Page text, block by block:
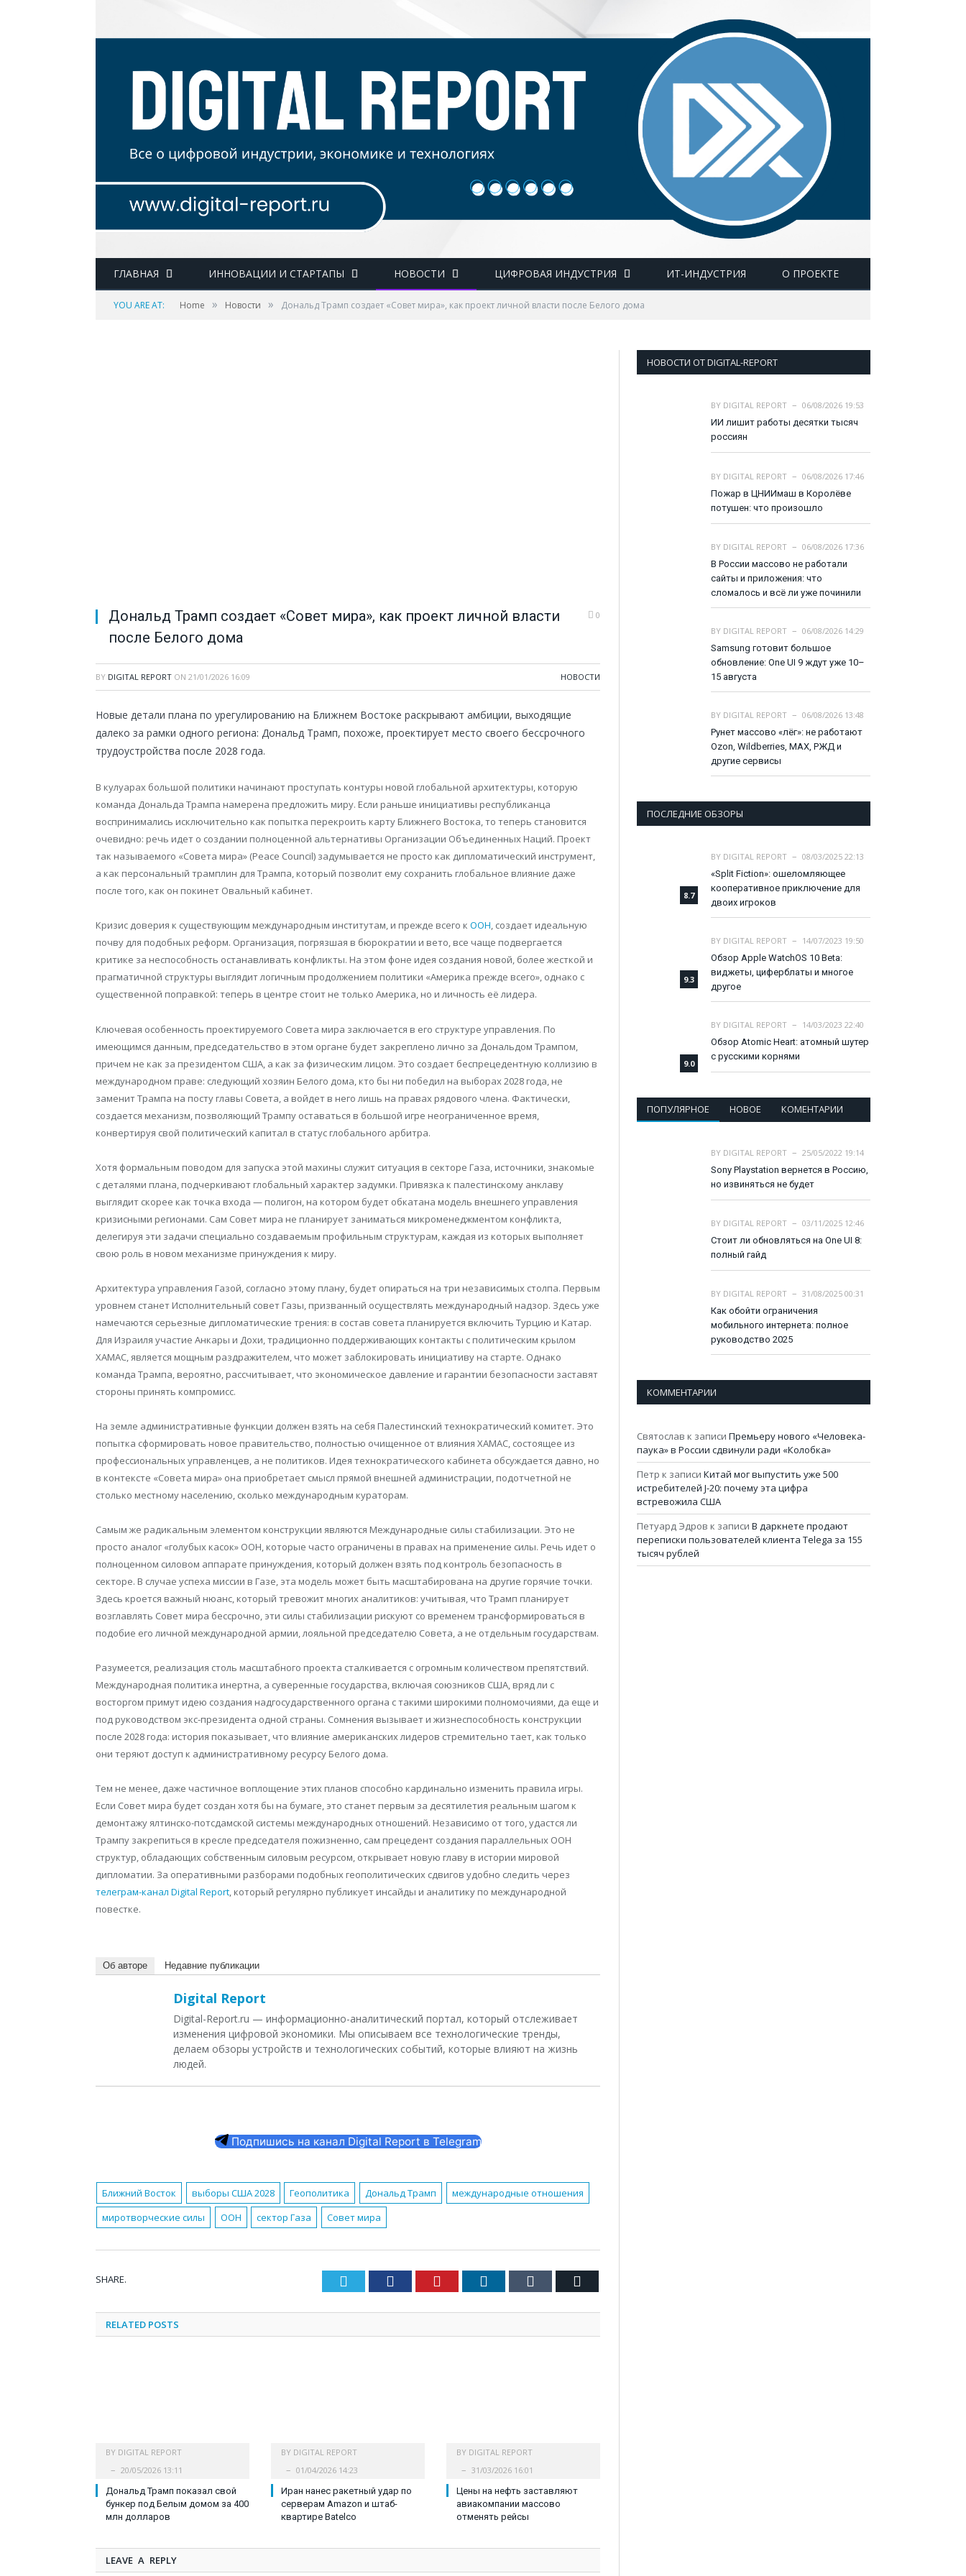
ГЛАВНАЯ ИННОВАЦИИ И СТАРТАПЫ НОВОСТИ ЦИФРОВАЯ ИНДУСТРИЯ ИТ-ИНДУСТРИЯ О ПРОЕКТЕ
YOU ARE AT: Home » Новости » Дональд Трамп создает «Совет мира», как проект личной власти после Белого дома
Дональд Трамп создает «Совет мира», как проект личной власти
после Белого дома
0
BY DIGITAL REPORT ON 21/01/2026 16:09 НОВОСТИ
Новые детали плана по урегулированию на Ближнем Востоке раскрывают амбиции, выходящие
далеко за рамки одного региона: Дональд Трамп, похоже, проектирует место своего бессрочного
трудоустройства после 2028 года.
В кулуарах большой политики начинают проступать контуры новой глобальной архитектуры, которую
команда Дональда Трампа намерена предложить миру. Если раньше инициативы республиканца
воспринимались исключительно как попытка перекроить карту Ближнего Востока, то теперь становится
очевидно: речь идет о создании полноценной альтернативы Организации Объединенных Наций. Проект
так называемого «Совета мира» (Peace Council) задумывается не просто как дипломатический инструмент,
а как персональный трамплин для Трампа, который позволит ему сохранить глобальное влияние даже
после того, как он покинет Овальный кабинет.
Кризис доверия к существующим международным институтам, и прежде всего к ООН, создает идеальную
почву для подобных реформ. Организация, погрязшая в бюрократии и вето, все чаще подвергается
критике за неспособность останавливать конфликты. На этом фоне идея создания новой, более жесткой и
прагматичной структуры выглядит логичным продолжением политики «Америка прежде всего», однако с
существенной поправкой: теперь в центре стоит не только Америка, но и личность её лидера.
Ключевая особенность проектируемого Совета мира заключается в его структуре управления. По
имеющимся данным, председательство в этом органе будет закреплено лично за Дональдом Трампом,
причем не как за президентом США, а как за физическим лицом. Это создает беспрецедентную коллизию в
международном праве: следующий хозяин Белого дома, кто бы ни победил на выборах 2028 года, не
заменит Трампа на посту главы Совета, а войдет в него лишь на правах рядового члена. Фактически,
создается механизм, позволяющий Трампу оставаться в большой игре неограниченное время,
конвертируя свой политический капитал в статус глобального арбитра.
Хотя формальным поводом для запуска этой махины служит ситуация в секторе Газа, источники, знакомые
с деталями плана, подчеркивают глобальный характер задумки. Привязка к палестинскому анклаву
выглядит скорее как точка входа — полигон, на котором будет обкатана модель внешнего управления
кризисными регионами. Сам Совет мира не планирует заниматься микроменеджментом конфликта,
делегируя эти задачи специально создаваемым профильным структурам, каждая из которых выполняет
свою роль в новом механизме принуждения к миру.
Архитектура управления Газой, согласно этому плану, будет опираться на три независимых столпа. Первым
уровнем станет Исполнительный совет Газы, призванный осуществлять международный надзор. Здесь уже
намечаются серьезные дипломатические трения: в состав совета планируется включить Турцию и Катар.
Для Израиля участие Анкары и Дохи, традиционно поддерживающих контакты с политическим крылом
ХАМАС, является мощным раздражителем, что может заблокировать инициативу на старте. Однако
команда Трампа, вероятно, рассчитывает, что экономическое давление и гарантии безопасности заставят
стороны принять компромисс.
На земле административные функции должен взять на себя Палестинский технократический комитет. Это
попытка сформировать новое правительство, полностью очищенное от влияния ХАМАС, состоящее из
профессиональных управленцев, а не политиков. Идея технократического кабинета обсуждается давно, но
в контексте «Совета мира» она приобретает смысл прямой внешней администрации, подотчетной не
столько местному населению, сколько международным кураторам.
Самым же радикальным элементом конструкции являются Международные силы стабилизации. Это не
просто аналог «голубых касок» ООН, которые часто ограничены в правах на применение силы. Речь идет о
полноценном силовом аппарате принуждения, который должен взять под контроль безопасность в
секторе. В случае успеха миссии в Газе, эта модель может быть масштабирована на другие горячие точки.
Здесь кроется важный нюанс, который тревожит многих аналитиков: учитывая, что Трамп планирует
возглавлять Совет мира бессрочно, эти силы стабилизации рискуют со временем трансформироваться в
подобие его личной международной армии, лояльной председателю Совета, а не отдельным государствам.
Разумеется, реализация столь масштабного проекта сталкивается с огромным количеством препятствий.
Международная политика инертна, а суверенные государства, включая союзников США, вряд ли с
восторгом примут идею создания надгосударственного органа с такими широкими полномочиями, да еще и
под руководством экс-президента одной страны. Сомнения вызывает и жизнеспособность конструкции
после 2028 года: история показывает, что влияние американских лидеров стремительно тает, как только
они теряют доступ к административному ресурсу Белого дома.
Тем не менее, даже частичное воплощение этих планов способно кардинально изменить правила игры.
Если Совет мира будет создан хотя бы на бумаге, это станет первым за десятилетия реальным шагом к
демонтажу ялтинско-потсдамской системы международных отношений. Независимо от того, удастся ли
Трампу закрепиться в кресле председателя пожизненно, сам прецедент создания параллельных ООН
структур, обладающих собственным силовым ресурсом, открывает новую главу в истории мировой
дипломатии. За оперативными разборами подобных геополитических сдвигов удобно следить через
телеграм-канал Digital Report, который регулярно публикует инсайды и аналитику по международной
повестке.
Об авторе Недавние публикации
Digital Report
Digital-Report.ru — информационно-аналитический портал, который отслеживает
изменения цифровой экономики. Мы описываем все технологические тренды,
делаем обзоры устройств и технологических событий, которые влияют на жизнь
людей.
Подпишись на канал Digital Report в Telegram
Ближний Восток выборы США 2028 Геополитика Дональд Трамп
международные отношения
миротворческие силы
ООН сектор Газа Совет мира
SHARE. Twitter Facebook Pinterest LinkedIn Tumblr
RELATED POSTS
BY DIGITAL REPORT
20/05/2026 13:11
Дональд Трамп показал свой
бункер под Белым домом за 400
млн долларов
BY DIGITAL REPORT
01/04/2026 14:23
Иран нанес ракетный удар по
серверам Amazon и штаб-
квартире Batelco
BY DIGITAL REPORT
31/03/2026 16:01
Цены на нефть заставляют
авиакомпании массово
отменять рейсы
LEAVE A REPLY
НОВОСТИ ОТ DIGITAL-REPORT
BY DIGITAL REPORT
06/08/2026 19:53
ИИ лишит работы десятки тысяч
россиян
BY DIGITAL REPORT
06/08/2026 17:46
Пожар в ЦНИИмаш в Королёве
потушен: что произошло
BY DIGITAL REPORT
06/08/2026 17:36
В России массово не работали
сайты и приложения: что
сломалось и всё ли уже починили
BY DIGITAL REPORT
06/08/2026 14:29
Samsung готовит большое
обновление: One UI 9 ждут уже 10–
15 августа
BY DIGITAL REPORT
06/08/2026 13:48
Рунет массово «лёг»: не работают
Ozon, Wildberries, MAX, РЖД и
другие сервисы
ПОСЛЕДНИЕ ОБЗОРЫ
8.7
BY DIGITAL REPORT
08/03/2025 22:13
«Split Fiction»: ошеломляющее
кооперативное приключение для
двоих игроков
9.3
BY DIGITAL REPORT
14/07/2023 19:50
Обзор Apple WatchOS 10 Beta:
виджеты, циферблаты и многое
другое
9.0
BY DIGITAL REPORT
14/03/2023 22:40
Обзор Atomic Heart: атомный шутер
с русскими корнями
ПОПУЛЯРНОЕ НОВОЕ КОМЕНТАРИИ
BY DIGITAL REPORT
25/05/2022 19:14
Sony Playstation вернется в Россию,
но извиняться не будет
BY DIGITAL REPORT
03/11/2025 12:46
Стоит ли обновляться на One UI 8:
полный гайд
BY DIGITAL REPORT
31/08/2025 00:31
Как обойти ограничения
мобильного интернета: полное
руководство 2025
КОММЕНТАРИИ
Святослав к записи Премьеру нового «Человека-
паука» в России сдвинули ради «Колобка»
Петр к записи Китай мог выпустить уже 500
истребителей J-20: почему эта цифра
встревожила США
Петуард Эдров к записи В даркнете продают
переписки пользователей клиента Telega за 155
тысяч рублей